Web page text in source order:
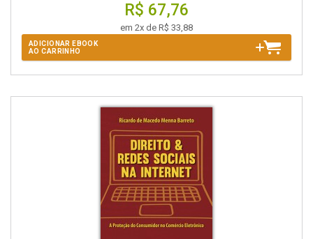
R$ 67,76
em 2x de R$ 33,88
ADICIONAR EBOOK
AO CARRINHO